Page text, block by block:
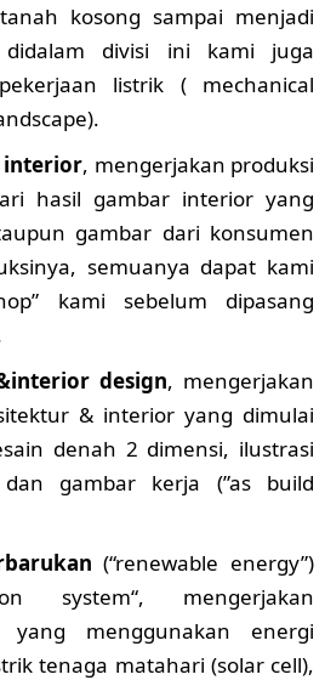
kosong sampai menjadi
didalam divisi ini kami juga
listrik ( mechanical
interior, mengerjakan produksi
hasil gambar interior yang
gambar dari konsumen
semuanya dapat kami
kami sebelum dipasang
design, mengerjakan
& interior yang dimulai
denah 2 dimensi, ilustrasi
gambar kerja (”as build
(“renewable energy”)
system“, mengerjakan
yang menggunakan energi
tenaga matahari (solar cell),